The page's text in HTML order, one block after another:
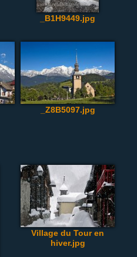
_B1H9449.jpg
_Z8B5097.jpg
Village du Tour en
hiver.jpg